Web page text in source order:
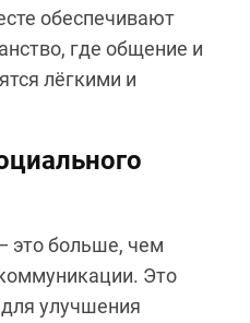
обеспечивают
где общение и
лёгкими и
это больше, чем
Это
улучшения